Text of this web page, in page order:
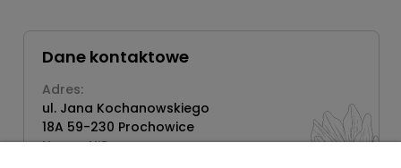
Dane kontaktowe
Adres:
ul. Jana Kochanowskiego
18A 59-230 Prochowice
Numer NIP: